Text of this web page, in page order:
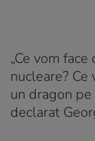
„Ce vom
nucleare? Ce
un dragon pe
declarat